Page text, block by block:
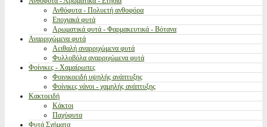
Ανθόφυτα - Πολυετή ανθοφόρα
Εποχιακά φυτά
Αρωματικά φυτά - Φαρμακευτικά - Βότανα
Αναρριχώμενα φυτά
Αειθαλή αναρριχώμενα φυτά
Φυλλοβόλα αναρριχώμενα φυτά
Φοίνικες - Χαμαίρωπες
Φοινικοειδή υψηλής ανάπτυξης
Φοίνικες νάνοι - χαμηλής ανάπτυξης
Κακτοειδή
Κάκτοι
Παχύφυτα
Φυτά Σχήματα